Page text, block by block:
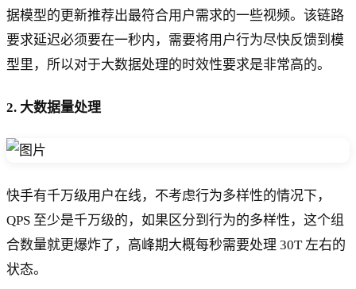
据模型的更新推荐出最符合用户需求的一些视频。该链路
要求延迟必须要在一秒内，需要将用户行为尽快反馈到模
型里，所以对于大数据处理的时效性要求是非常高的。
2. 大数据量处理
快手有千万级用户在线，不考虑行为多样性的情况下，
QPS 至少是千万级的，如果区分到行为的多样性，这个组
合数量就更爆炸了，高峰期大概每秒需要处理 30T 左右的
状态。